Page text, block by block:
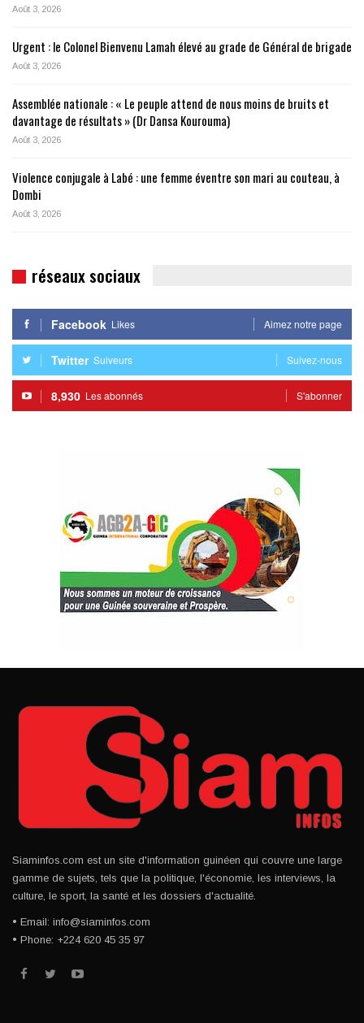
Août 3, 2026
Urgent : le Colonel Bienvenu Lamah élevé au grade de Général de brigade
Août 3, 2026
Assemblée nationale : « Le peuple attend de nous moins de bruits et
davantage de résultats » (Dr Dansa Kourouma)
Août 3, 2026
Violence conjugale à Labé : une femme éventre son mari au couteau, à
Dombi
Août 3, 2026
réseaux sociaux
Facebook Likes Aimez notre page
Twitter Suiveurs Suivez-nous
8,930 Les abonnés S'abonner
Siaminfos.com est un site d'information guinéen qui couvre une large
gamme de sujets, tels que la politique, l'économie, les interviews, la
culture, le sport, la santé et les dossiers d'actualité.
• Email: info@siaminfos.com
• Phone: +224 620 45 35 97